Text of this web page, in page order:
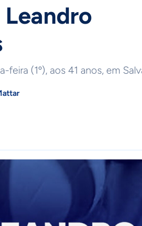
feira (1º), aos 41 anos, em